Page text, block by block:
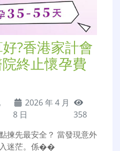
?香港家計會
終止懷孕費
,
2026 年 4 月
8 日
358
揀先最安全？ 當發現意外
入迷茫。係��